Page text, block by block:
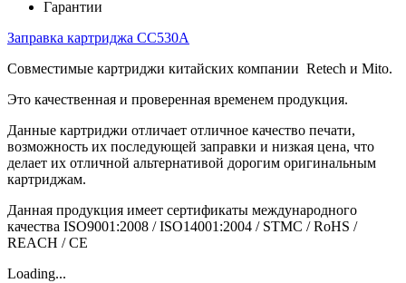
Гарантии
Заправка картриджа CC530A
Совместимые картриджи китайских компании Retech и Mito.
Это качественная и проверенная временем продукция.
Данные картриджи отличает отличное качество печати,
возможность их последующей заправки и низкая цена, что
делает их отличной альтернативой дорогим оригинальным
картриджам.
Данная продукция имеет сертификаты международного
качества ISO9001:2008 / ISO14001:2004 / STMC / RoHS /
REACH / CE
Loading...